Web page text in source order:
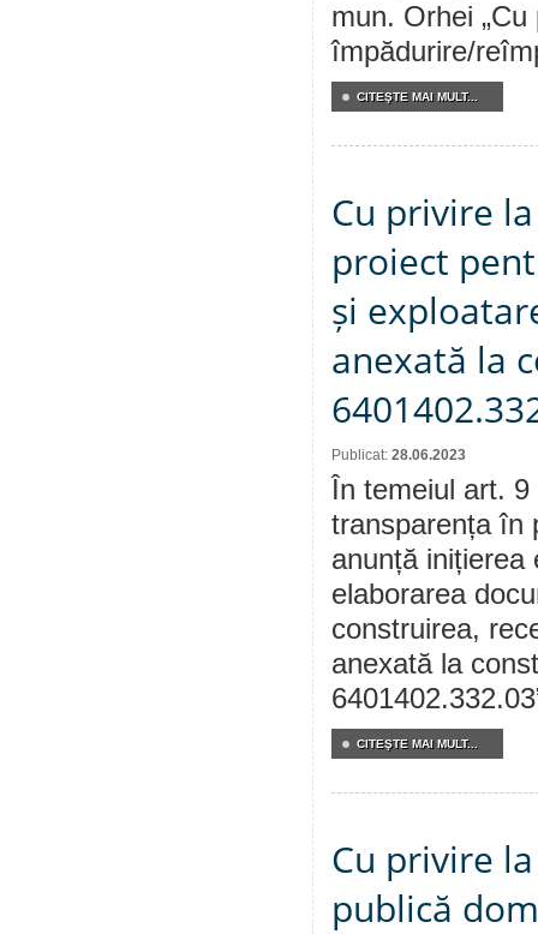
mun. Orhei
împădurire/
CITEŞTE MAI MULT...
Cu privire
proiect
și
anexată la
Publicat: 28.06.2023
În temeiul art.
transparența în
anunță inițierea
elaborarea
construirea,
anexată la
CITEŞTE MAI MULT...
Cu privire
publică